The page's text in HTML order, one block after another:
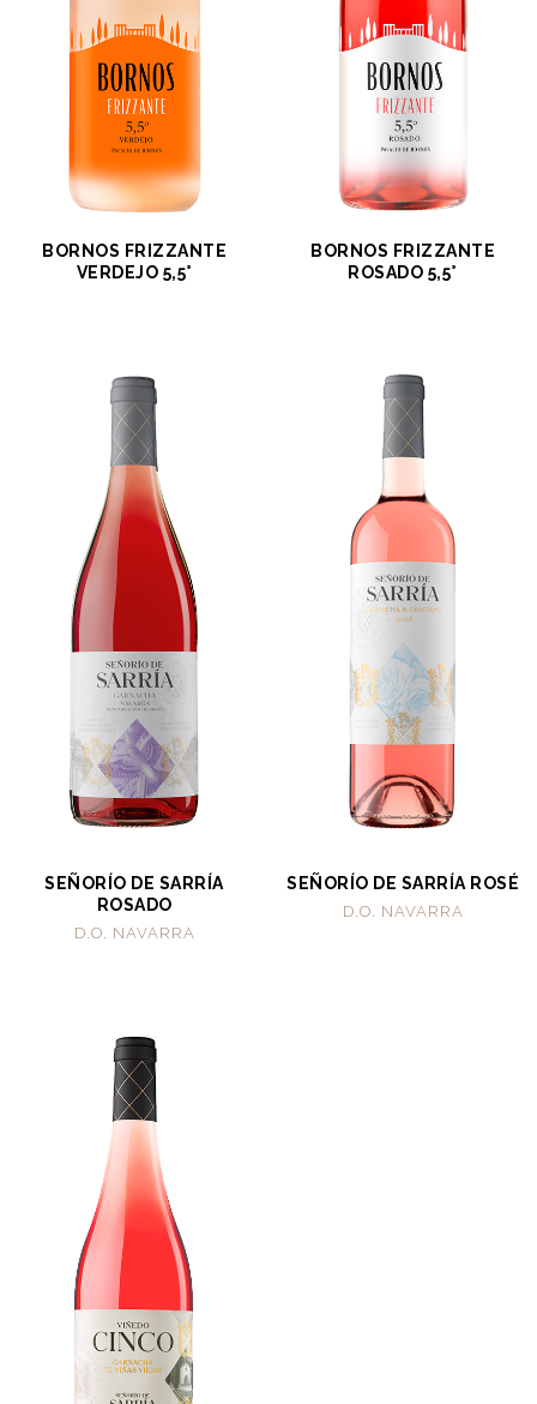
BORNOS FRIZZANTE
VERDEJO 5,5°
BORNOS FRIZZANTE
ROSADO 5,5°
SEÑORÍO DE SARRÍA
ROSADO
D.O. NAVARRA
SEÑORÍO DE SARRÍA ROSÉ
D.O. NAVARRA